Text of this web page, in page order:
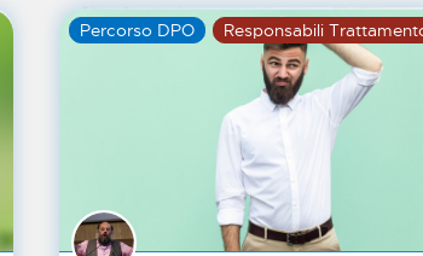
Percorso DPO Responsabili